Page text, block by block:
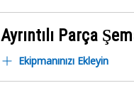
Ayrıntılı Parça
Ekipmanınızı Ekleyin